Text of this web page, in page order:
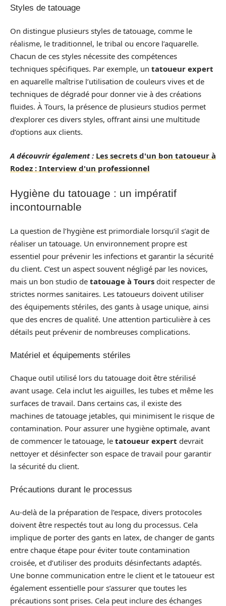
Styles de tatouage
On distingue plusieurs styles de tatouage, comme le
réalisme, le traditionnel, le tribal ou encore l’aquarelle.
Chacun de ces styles nécessite des compétences
techniques spécifiques. Par exemple, un tatoueur expert
en aquarelle maîtrise l’utilisation de couleurs vives et de
techniques de dégradé pour donner vie à des créations
fluides. À Tours, la présence de plusieurs studios permet
d’explorer ces divers styles, offrant ainsi une multitude
d’options aux clients.
A découvrir également : Les secrets d'un bon tatoueur à
Rodez : Interview d'un professionnel
Hygiène du tatouage : un impératif
incontournable
La question de l’hygiène est primordiale lorsqu’il s’agit de
réaliser un tatouage. Un environnement propre est
essentiel pour prévenir les infections et garantir la sécurité
du client. C’est un aspect souvent négligé par les novices,
mais un bon studio de tatouage à Tours doit respecter de
strictes normes sanitaires. Les tatoueurs doivent utiliser
des équipements stériles, des gants à usage unique, ainsi
que des encres de qualité. Une attention particulière à ces
détails peut prévenir de nombreuses complications.
Matériel et équipements stériles
Chaque outil utilisé lors du tatouage doit être stérilisé
avant usage. Cela inclut les aiguilles, les tubes et même les
surfaces de travail. Dans certains cas, il existe des
machines de tatouage jetables, qui minimisent le risque de
contamination. Pour assurer une hygiène optimale, avant
de commencer le tatouage, le tatoueur expert devrait
nettoyer et désinfecter son espace de travail pour garantir
la sécurité du client.
Précautions durant le processus
Au-delà de la préparation de l’espace, divers protocoles
doivent être respectés tout au long du processus. Cela
implique de porter des gants en latex, de changer de gants
entre chaque étape pour éviter toute contamination
croisée, et d’utiliser des produits désinfectants adaptés.
Une bonne communication entre le client et le tatoueur est
également essentielle pour s’assurer que toutes les
précautions sont prises. Cela peut inclure des échanges